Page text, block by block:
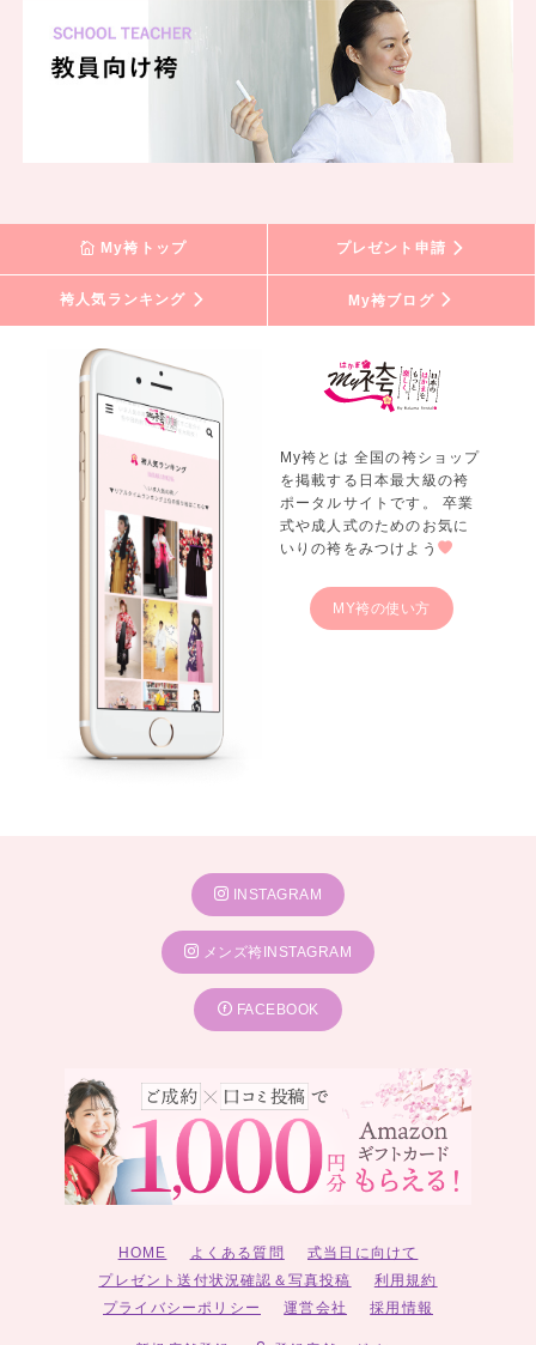
My袴トップ プレゼント申請
袴人気ランキング My袴ブログ
My袴とは 全国の袴ショップ
を掲載する日本最大級の袴
ポータルサイトです。 卒業
式や成人式のためのお気に
いりの袴をみつけよう
MY袴の使い方
INSTAGRAM
メンズ袴INSTAGRAM
FACEBOOK
HOME よくある質問
式当日に向けて
プレゼント送付状況確認＆写真投稿
利用規約
プライバシーポリシー
運営会社 採用情報